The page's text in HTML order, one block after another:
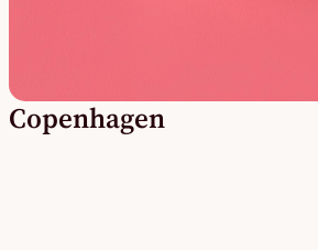
Copenhagen